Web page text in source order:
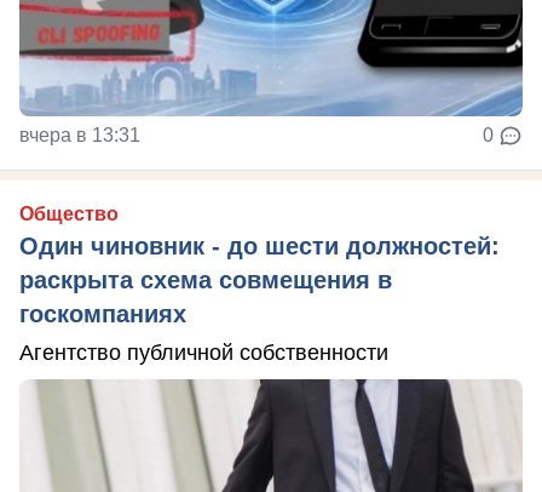
вчера в 13:31 0
Общество
Один чиновник - до шести должностей:
раскрыта схема совмещения в
госкомпаниях
Агентство публичной собственности